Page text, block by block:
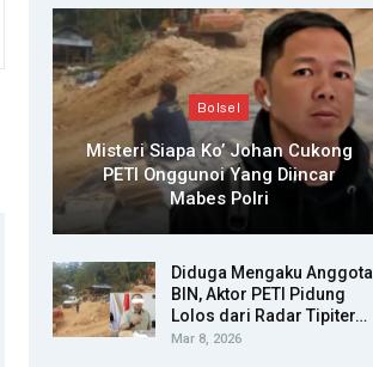
Bolsel
Misteri Siapa Ko’ Johan Cukong
PETI Onggunoi Yang Diincar
Mabes Polri
Diduga Mengaku Anggota
BIN, Aktor PETI Pidung
Lolos dari Radar Tipiter…
Mar 8, 2026